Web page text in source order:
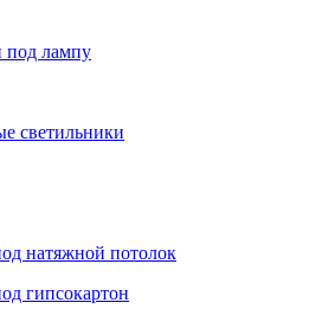
под лампу
светильники
натяжной потолок
гипсокартон